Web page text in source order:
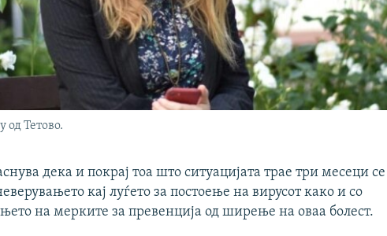
од Тетово.
дека и покрај тоа што ситуацијата трае три месеци
кај луѓето за постоење на вирусот како и со
на мерките за превенција од ширење на оваа болест.